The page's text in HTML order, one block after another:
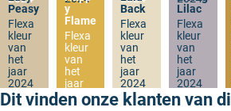
Peasy
Flexa
kleur
van
het
jaar
2024
y
Flame
Flexa
kleur
van
het
jaar
2024
Back
Flexa
kleur
van
het
jaar
2024
Lilac
Flexa
kleur
van
het
jaar
2024
Dit vinden onze klanten van